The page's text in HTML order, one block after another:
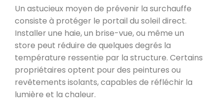
Un astucieux moyen de prévenir la surchauffe
consiste à protéger le portail du soleil direct.
Installer une haie, un brise-vue, ou même un
store peut réduire de quelques degrés la
température ressentie par la structure. Certains
propriétaires optent pour des peintures ou
revêtements isolants, capables de réfléchir la
lumière et la chaleur.